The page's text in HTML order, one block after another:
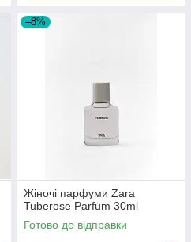
–8%
Жіночі парфуми Zara
Tuberose Parfum 30ml
Готово до відправки